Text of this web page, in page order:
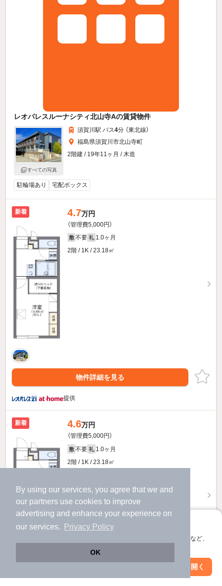
By using our services, you agree that we and
our partners use cookies to improve
advertising and enhance your experience on
our services.
Privacy Policy
OK
アプリに切り替えて、サクサクお部屋探し
会員登録なしですぐ使える。マップ検索やお気に入り保存など、
アプリを開く
レオパレスルーナシティ北山寺Aの賃貸物件
すべての写真
須賀川駅 バス4分 （東北線）
福島県須賀川市北山寺町
2階建 / 19年11ヶ月 / 木造
駐輪場あり 宅配ボックス
新着 4.7万円
（管理費5,000円）
敷 不要 礼 1.0ヶ月
2階 / 1K / 23.18㎡
物件詳細を見る
提供
新着 4.6万円
（管理費5,000円）
敷 不要 礼 1.0ヶ月
2階 / 1K / 23.18㎡
絞り込み条件を変更